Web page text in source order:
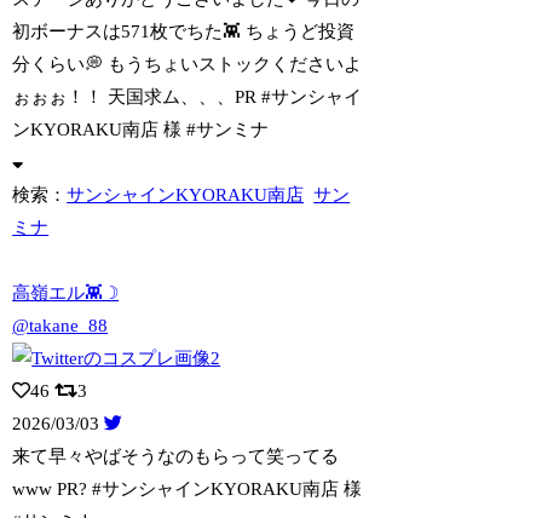
初ボーナスは571枚でちた👾 ちょう ど投資
分くらい💭 もうちょいストックくださいよ
ぉぉぉ！！ 天国求ム、、、PR #サンシャイ
ンKYORAKU南店 様 #サンミナ
検索：サンシャインKYORAKU南店 サン
ミナ
高嶺エル👾☽
@takane_88
46
3
2026/03/03
来て早々やばそうなのもらって笑ってる
www PR? #サンシャインKYORAKU南店 様